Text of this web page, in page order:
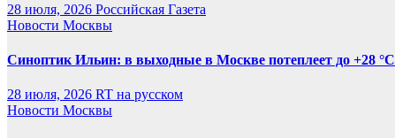
28 июля, 2026 Российская Газета
Новости Москвы
Синоптик Ильин: в выходные в Москве потеплеет до +28 °C
28 июля, 2026 RT на русском
Новости Москвы